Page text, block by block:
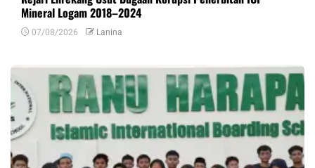
Mineral Logam 2018–2024
07/08/2026 Lanina